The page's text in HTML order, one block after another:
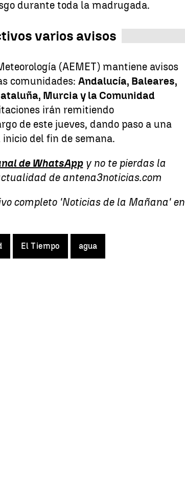
durante toda la madrugada.
varios avisos
(AEMET) mantiene avisos
comunidades:Andalucía, Baleares,
Murcia y la Comunidad
irán remitiendo
de este jueves, dando paso a una
del fin de semana.
de WhatsAppy no te pierdas la
de antena3noticias.com
completo 'Noticias de la Mañana' en
El Tiempo agua